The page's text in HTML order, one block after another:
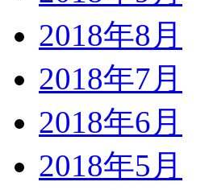
2018年8月
2018年7月
2018年6月
2018年5月